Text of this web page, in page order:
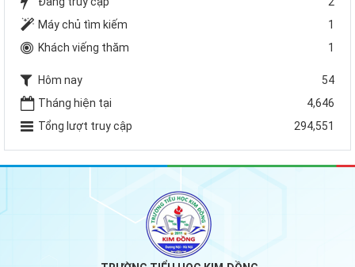
Máy chủ tìm kiếm
1
Khách viếng thăm
1
Hôm nay
54
Tháng hiện tại
4,646
Tổng lượt truy cập
294,551